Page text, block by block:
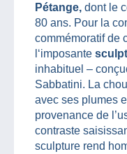
Pétange, dont le
80 ans. Pour la
commémoratif de
l‘imposante
inhabituel –
Sabbatini. La
avec ses plumes
provenance de
contraste
sculpture rend